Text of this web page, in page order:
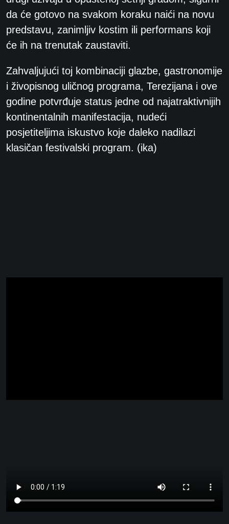
da će gotovo na svakom koraku naići na novu
predstavu, zanimljiv kostim ili performans koji
će ih na trenutak zaustaviti.
Zahvaljujući toj kombinaciji glazbe, gastronomije
i živopisnog uličnog programa, Terezijana i ove
godine potvrđuje status jedne od najatraktivnijih
kontinentalnih manifestacija, nudeći
posjetiteljima iskustvo koje daleko nadilazi
klasičan festivalski program. (ika)